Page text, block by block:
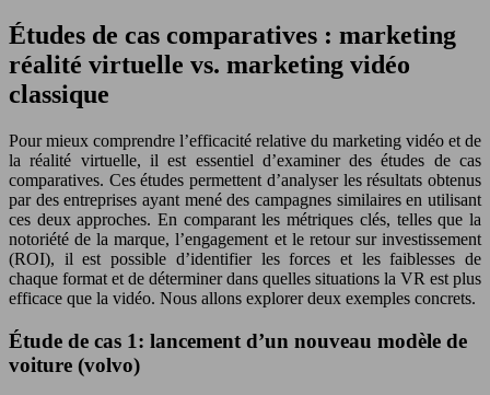
Études de cas comparatives : marketing
réalité virtuelle vs. marketing vidéo
classique
Pour mieux comprendre l’efficacité relative du marketing vidéo et de
la réalité virtuelle, il est essentiel d’examiner des études de cas
comparatives. Ces études permettent d’analyser les résultats obtenus
par des entreprises ayant mené des campagnes similaires en utilisant
ces deux approches. En comparant les métriques clés, telles que la
notoriété de la marque, l’engagement et le retour sur investissement
(ROI), il est possible d’identifier les forces et les faiblesses de
chaque format et de déterminer dans quelles situations la VR est plus
efficace que la vidéo. Nous allons explorer deux exemples concrets.
Étude de cas 1: lancement d’un nouveau modèle de
voiture (volvo)